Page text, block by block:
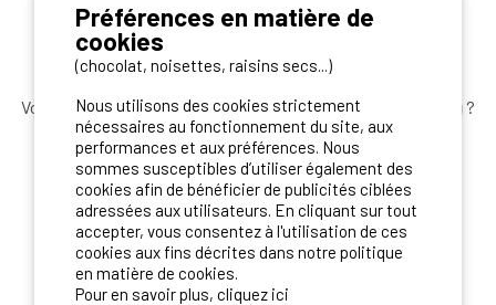
Vous souhaitez bénéficier desmeilleures offres camping ?
Abonnez-vous à la newsletterdès aujourd'hui
S'ABONNER
NOS PARTENAIRES
Préférences en matière de
cookies
(chocolat, noisettes, raisins secs...)
Nous utilisons des cookies strictement
nécessaires au fonctionnement du site, aux
performances et aux préférences. Nous
sommes susceptibles d’utiliser également des
cookies afin de bénéficier de publicités ciblées
adressées aux utilisateurs. En cliquant sur tout
accepter, vous consentez à l'utilisation de ces
cookies aux fins décrites dans notre politique
en matière de cookies.
Pour en savoir plus, cliquez ici